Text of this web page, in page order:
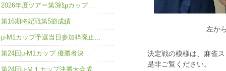
左か
決定戦の模様は、麻雀
是非ご覧ください。
2026年度ツアー第3戦μカップ…
第16期将妃戦第5節成績
μ-M1カップ予選当日参加枠廃止…
第24回μ-M1カップ 優勝者決…
第24回μ-Ｍ１カップ決勝大会成…